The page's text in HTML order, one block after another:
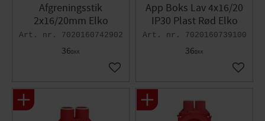
Afgreningsstik
2x16/20mm Elko
7020160742902
36DKK
Gem som favorit
App Boks Lav 4x16/20
IP30 Plast Rød Elko
7020160739100
36DKK
Gem